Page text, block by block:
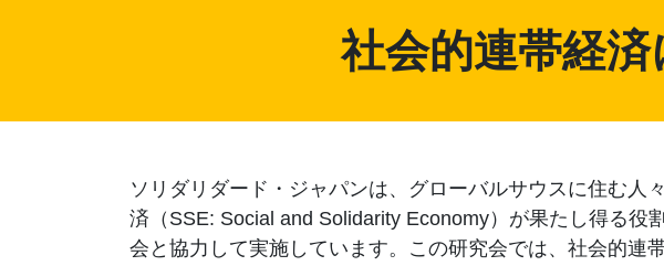
社会的連帯経
ソリダリダード・ジャパンは、グローバルサウスに住む
済（SSE: Social and Solidarity Economy）が果たし得る
会と協力して実施しています。この研究会では、社会的連